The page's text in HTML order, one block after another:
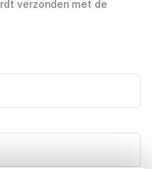
verzonden met de